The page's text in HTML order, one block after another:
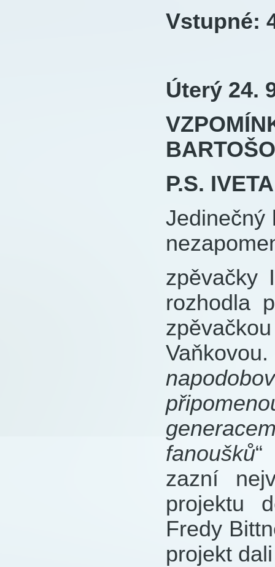
Vstupné:
Úterý 24.
P.S.
Jedinečný
zpěvačky
rozhodla
Vaňkovou.
fanoušků“
zazní
projektu
Fredy
projekt